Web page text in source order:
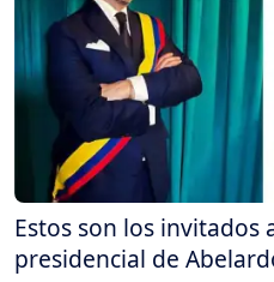
Estos son los invitados
presidencial de